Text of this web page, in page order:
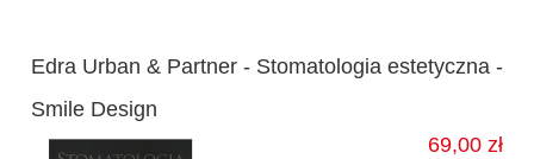
Edra Urban & Partner - Stomatologia estetyczna -
Smile Design
69,00 zł